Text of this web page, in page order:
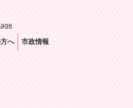
へ 市政情報